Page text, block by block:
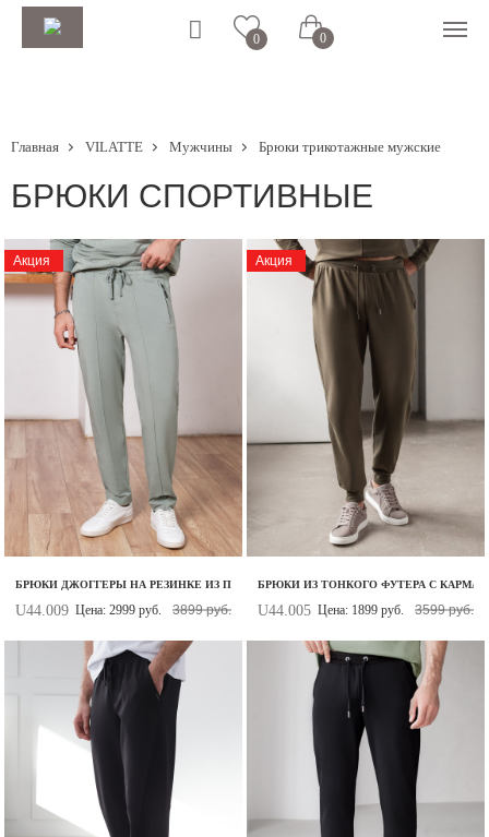
0 0
Главная VILATTE Мужчины Брюки трикотажные мужские
БРЮКИ СПОРТИВНЫЕ
Акция
БРЮКИ ДЖОГГЕРЫ НА РЕЗИНКЕ ИЗ ПРЕМИАЛЬНОГО ФУТЕРА ДВУХНИТКИ
U44.009 Цена: 2999 руб. 3899 руб.
Акция
БРЮКИ ИЗ ТОНКОГО ФУТЕРА С
U44.005 Цена: 1899 руб. 3599 руб.